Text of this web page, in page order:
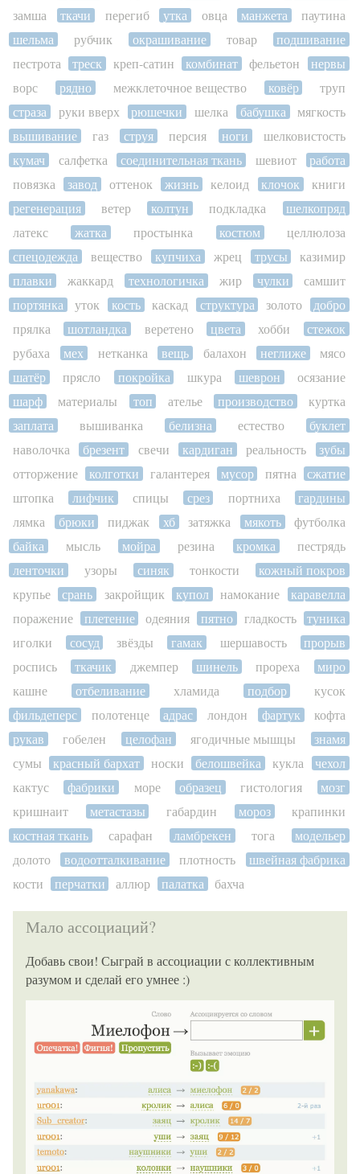
замша
ткачи перегиб утка овца манжета
паутина
шельма
рубчик окрашивание товар
подшивание
пестрота
треск креп-сатин комбинат фельетон
нервы
ворс
рядно межклеточное вещество ковёр
труп
страза
руки вверх рюшечки шелка бабушка
мягкость
вышивание
газ струя персия ноги
шелковистость
кумач
салфетка соединительная ткань шевиот
работа
повязка
завод оттенок жизнь келоид клочок
книги
регенерация
ветер колтун подкладка
шелкопряд
латекс
жатка простынка костюм
целлюлоза
спецодежда
вещество купчиха жрец трусы
казимир
плавки
жаккард технологичка жир чулки
самшит
портянка
уток кость каскад структура золото
добро
прялка
шотландка веретено цвета хобби
стежок
рубаха
мех нетканка вещь балахон неглиже
мясо
шатёр
прясло покройка шкура шеврон
осязание
шарф
материалы топ ателье производство
куртка
заплата
вышиванка белизна естество
буклет
наволочка
брезент свечи кардиган реальность
зубы
отторжение
колготки галантерея мусор пятна
сжатие
штопка
лифчик спицы срез портниха
гардины
лямка
брюки пиджак хб затяжка мякоть
футболка
байка
мысль мойра резина кромка
пестрядь
ленточки
узоры синяк тонкости
кожный покров
крупье
срань закройщик купол намокание
каравелла
поражение
плетение одеяния пятно гладкость
туника
иголки
сосуд звёзды гамак шершавость
прорыв
роспись
ткачик джемпер шинель прореха
миро
кашне
отбеливание хламида подбор
кусок
фильдеперс
полотенце адрас лондон фартук
кофта
рукав
гобелен целофан ягодичные мышцы
знамя
сумы
красный бархат носки белошвейка кукла
чехол
кактус
фабрики море образец гистология
мозг
кришнаит
метастазы габардин мороз
крапинки
костная ткань
сарафан ламбрекен тога
модельер
долото
водоотталкивание плотность
швейная фабрика
кости
перчатки аллюр палатка бахча
Мало ассоциаций?
Добавь свои! Сыграй в ассоциации с коллективным
разумом и сделай его умнее :)